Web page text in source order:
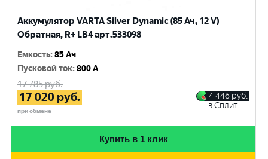
Аккумулятор VARTA Silver Dynamic (85 Ач, 12 V)
Обратная, R+ LB4 арт.533098
Емкость:85 Ач
Пусковой ток:800 A
17 785руб.
17 020 руб.
при обмене
4 446 руб.
в Сплит
Купить в 1 клик